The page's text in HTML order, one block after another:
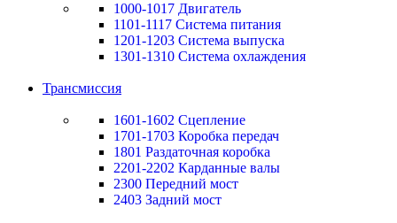
1000-1017 Двигатель
1101-1117 Система питания
1201-1203 Система выпуска
1301-1310 Система охлаждения
Трансмиссия
1601-1602 Сцепление
1701-1703 Коробка передач
1801 Раздаточная коробка
2201-2202 Карданные валы
2300 Передний мост
2403 Задний мост